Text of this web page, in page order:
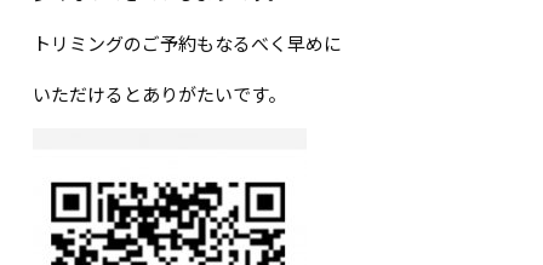
トリミングのご予約もなるべく早めに
いただけるとありがたいです。